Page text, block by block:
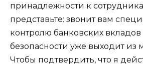
принадлежности к
представьте: звонит вам
контролю банковских вкладов
безопасности уже выходит из
Чтобы подтвердить, что я